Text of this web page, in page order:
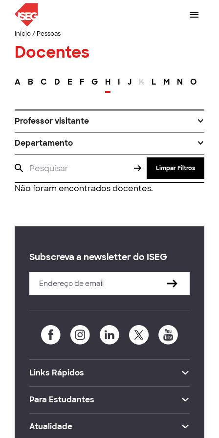
Início/ Pessoas
Docentes
A B C D E F G H I J K L M N O
Professor visitante
Departamento
Limpar Filtros
Não foram encontrados docentes.
Subscreva a newsletter do ISEG
Links Rápidos
Para Estudantes
Atualidade